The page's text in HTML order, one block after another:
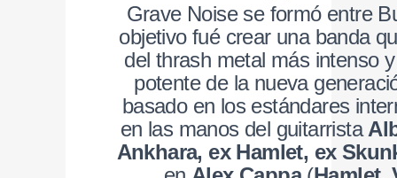
Grave Noise se formó entre
objetivo fué crear una banda
del thrash metal más intenso
potente de la nueva
basado en los estándares
en las manos del guitarrista
Ankhara, ex Hamlet, ex